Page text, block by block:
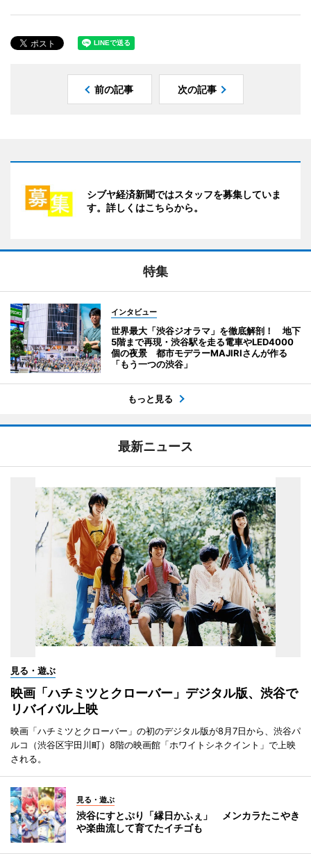
前の記事 次の記事
シブヤ経済新聞ではスタッフを募集していま
す。詳しくはこちらから。
特集
インタビュー
世界最大「渋谷ジオラマ」を徹底解剖！ 地下
5階まで再現・渋谷駅を走る電車やLED4000
個の夜景 都市モデラーMAJIRIさんが作る
「もう一つの渋谷」
もっと見る
最新ニュース
見る・遊ぶ
映画「ハチミツとクローバー」デジタル版、渋谷で
リバイバル上映
映画「ハチミツとクローバー」の初のデジタル版が8月7日から、渋谷パ
ルコ（渋谷区宇田川町）8階の映画館「ホワイトシネクイント」で上映
される。
見る・遊ぶ
渋谷にすとぷり「縁日かふぇ」 メンカラたこやき
や楽曲流して育てたイチゴも